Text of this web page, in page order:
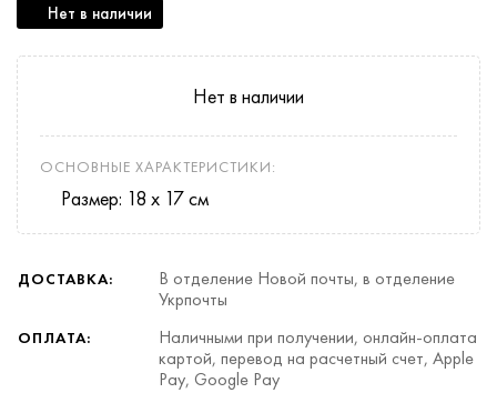
Нет в наличии
Нет в наличии
ОСНОВНЫЕ ХАРАКТЕРИСТИКИ:
Размер: 18 х 17 см
ДОСТАВКА:
В отделение Новой почты, в отделение
Укрпочты
ОПЛАТА:
Наличными при получении, онлайн-оплата
картой, перевод на расчетный счет, Apple
Pay, Google Pay